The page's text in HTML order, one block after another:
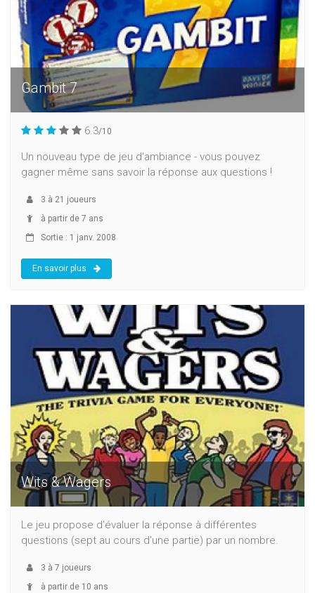
Gambit 7
6.3/10
Un nouveau type de jeu d'ambiance - vous pouvez
gagner même sans savoir la réponse aux questions !
3 à 21 joueurs
à partir de 7 ans
Sortie : 1 janv. 2008
En savoir plus
Wits & Wagers
Le jeu propose d'évaluer la réponse à différentes
questions (sept au cours d'une partie) par un nombre.
3 à 7 joueurs
à partir de 10 ans